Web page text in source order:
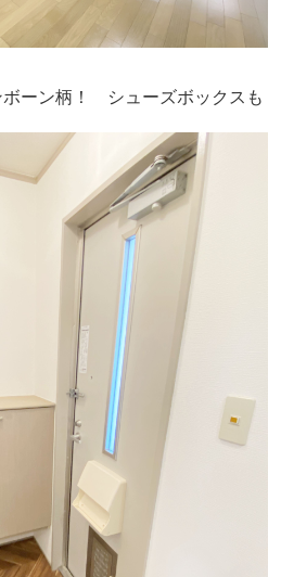
ボーン柄！ シューズボックスも